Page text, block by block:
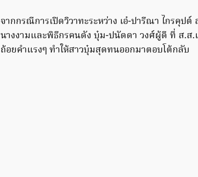
จากกรณีการเปิดวิวาทะระหว่าง เอ๋-ปารีณา ไกรคุป
นางงามและพิธีกรคนดัง บุ๋ม-ปนัดดา วงศ์ผู้ดี ที่ ส.ส.
ถ้อยคำแรงๆ ทำให้สาวบุ๋มสุดทนออกมาตอบโต้กลับ